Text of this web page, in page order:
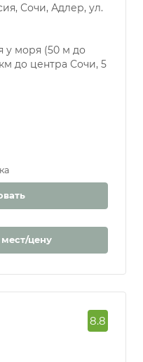
Сочи, Адлер, ул.
у моря (50 м до
до центра Сочи, 5
цену
8.8